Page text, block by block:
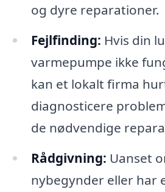
og dyre reparationer.
Fejlfinding: Hvis din
varmepumpe ikke
kan et lokalt firma
diagnosticere
de nødvendige
Rådgivning: Uanset
nybegynder eller har